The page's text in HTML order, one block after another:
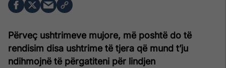
Përveç ushtrimeve mujore, më poshtë do të
rendisim disa ushtrime të tjera që mund t’ju
ndihmojnë të përgatiteni për lindjen